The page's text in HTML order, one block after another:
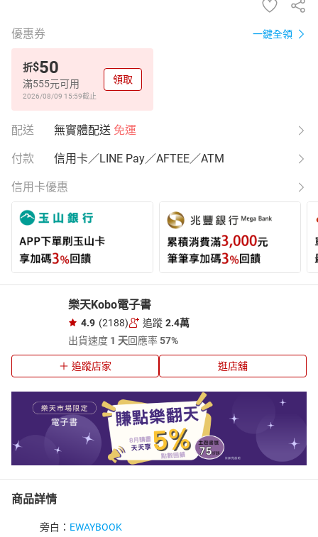
優惠券 一鍵全領
折$50
滿555元可用
2026/08/09 15:59截止
領取
配送 無實體配送 免運
付款 信用卡／LINE Pay／AFTEE／ATM
信用卡優惠
樂天Kobo電子書
4.9 (2188) 追蹤 2.4萬
出貨速度 1 天回應率57%
追蹤店家 逛店舖
商品詳情
旁白： EWAYBOOK